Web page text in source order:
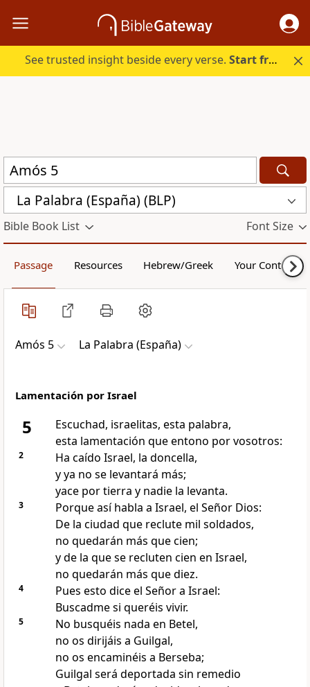
See trusted insight beside every verse.Start free.
La Palabra (España) (BLP)
Bible Book List Font Size
Passage Resources Hebrew/Greek Your Content
Amós 5 La Palabra (España)
Lamentación por Israel
5
Escuchad, israelitas, esta palabra,
esta lamentación que entono por vosotros:
2
Ha caído Israel, la doncella,
y ya no se levantará más;
yace por tierra y nadie la levanta.
3
Porque así habla a Israel, el Señor Dios:
De la ciudad que reclute mil soldados,
no quedarán más que cien;
y de la que se recluten cien en Israel,
no quedarán más que diez.
4
Pues esto dice el Señor a Israel:
Buscadme si queréis vivir.
5
No busquéis nada en Betel,
no os dirijáis a Guilgal,
no os encaminéis a Berseba;
Guilgal será deportada sin remedio